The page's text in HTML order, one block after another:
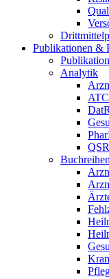
Publikationen &
Analytik
Buchreihen